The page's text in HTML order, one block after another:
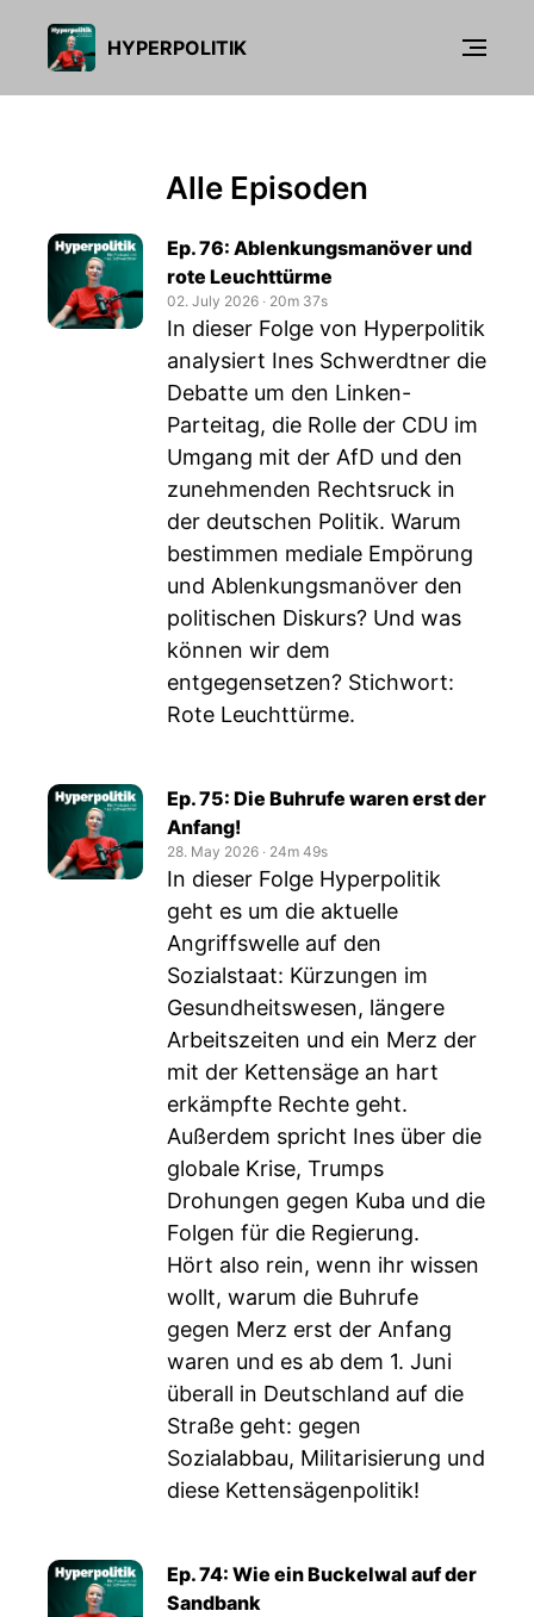
HYPERPOLITIK
Alle Episoden
Ep. 76: Ablenkungsmanöver und
rote Leuchttürme
02. July 2026 ‧ 20m 37s
In dieser Folge von Hyperpolitik
analysiert Ines Schwerdtner die
Debatte um den Linken-
Parteitag, die Rolle der CDU im
Umgang mit der AfD und den
zunehmenden Rechtsruck in
der deutschen Politik. Warum
bestimmen mediale Empörung
und Ablenkungsmanöver den
politischen Diskurs? Und was
können wir dem
entgegensetzen? Stichwort:
Rote Leuchttürme.
Ep. 75: Die Buhrufe waren erst der
Anfang!
28. May 2026 ‧ 24m 49s
In dieser Folge Hyperpolitik
geht es um die aktuelle
Angriffswelle auf den
Sozialstaat: Kürzungen im
Gesundheitswesen, längere
Arbeitszeiten und ein Merz der
mit der Kettensäge an hart
erkämpfte Rechte geht.
Außerdem spricht Ines über die
globale Krise, Trumps
Drohungen gegen Kuba und die
Folgen für die Regierung.
Hört also rein, wenn ihr wissen
wollt, warum die Buhrufe
gegen Merz erst der Anfang
waren und es ab dem 1. Juni
überall in Deutschland auf die
Straße geht: gegen
Sozialabbau, Militarisierung und
diese Kettensägenpolitik!
Ep. 74: Wie ein Buckelwal auf der
Sandbank